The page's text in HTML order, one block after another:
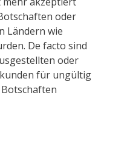
oder
Ländern wie
De facto sind
oder
für ungültig